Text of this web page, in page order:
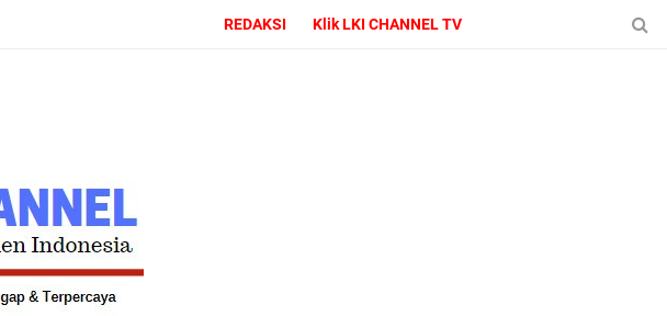
REDAKSI Klik LKI CHANNEL TV